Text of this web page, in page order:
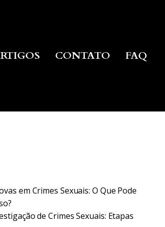
CONTATO FAQ
em Crimes Sexuais: O Que Pode
de Crimes Sexuais: Etapas